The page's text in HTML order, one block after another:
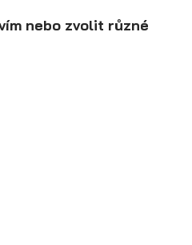
nebo zvolit různé